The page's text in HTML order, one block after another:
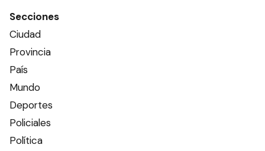
Secciones
Ciudad
Provincia
País
Mundo
Deportes
Policiales
Política